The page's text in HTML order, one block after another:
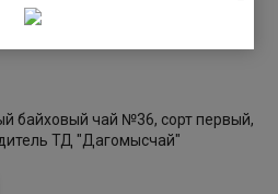
№36 Дагомысчай 50г
байховый чай №36, сорт первый,
ТД "Дагомысчай"